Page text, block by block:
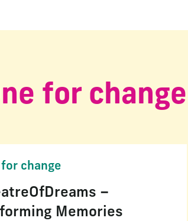
for change
for change
–
Memories